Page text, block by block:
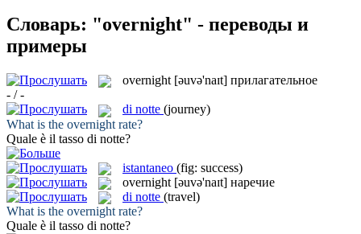
Словарь: "overnight" - переводы и
примеры
overnight [əuvə'naɪt] прилагательное
- / -
di notte (journey)
What is the overnight rate?
Quale è il tasso di notte?
istantaneo (fig: success)
overnight [əuvə'naɪt] наречие
di notte (travel)
What is the overnightrate?
Quale è il tasso di notte?